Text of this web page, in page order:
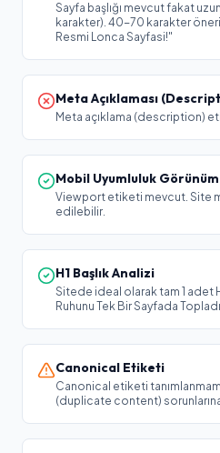
Sayfa başlığı mevcut fakat
karakter). 40-70 karakter
Resmi Lonca Sayfasi!"
Meta Açıklaması
Meta açıklama (description)
Mobil Uyumluluk
Viewport etiketi mevcut. Site
edilebilir.
H1 Başlık Analizi
Sitede ideal olarak tam 1 adet
Ruhunu Tek Bir Sayfada
Canonical Etiketi
Canonical etiketi
(duplicate content)